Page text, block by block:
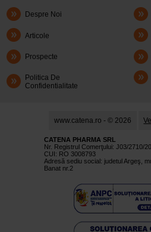
Despre Noi
Articole
Prospecte
Politica De
Confidentialitate
www.catena.ro - © 2026
CATENA PHARMA SRL
Nr. Registrul Comerţului: J03/2710/
CUI: RO 3008793
Adresă sediu social: judetul Argeş,
Banat nr.2